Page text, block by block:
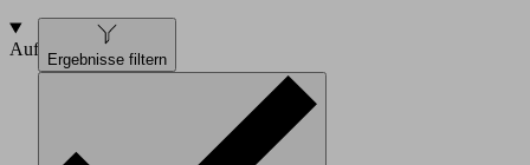
AufbauErgebnisse filtern